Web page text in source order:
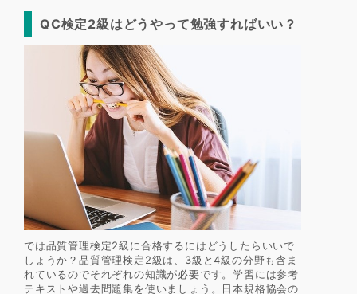
QC検定2級はどうやって勉強すればいい？
では品質管理検定2級に合格するにはどうしたらいいで
しょうか？品質管理検定2級は、3級と4級の分野も含ま
れているのでそれぞれの知識が必要です。学習には参考
テキストや過去問題集を使いましょう。日本規格協会の